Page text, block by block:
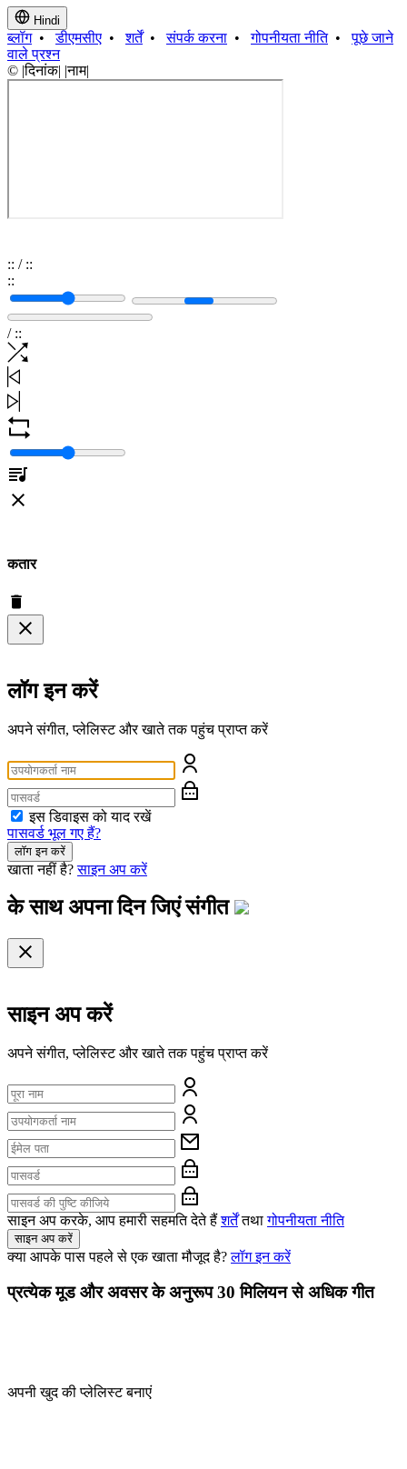
Hindi
ब्लॉग•डीएमसीए •शर्तें•संपर्क करना •गोपनीयता नीति•पूछे जाने
वाले प्रश्न
© |दिनांक| |नाम|
:: / ::
::
/ ::
कतार
लॉग इन करें
अपने संगीत, प्लेलिस्ट और खाते तक पहुंच प्राप्त करें
इस डिवाइस को याद रखें
पासवर्ड भूल गए हैं?
लॉग इन करें
खाता नहीं है? साइन अप करें
के साथ अपना दिन जिएंसंगीत
साइन अप करें
अपने संगीत, प्लेलिस्ट और खाते तक पहुंच प्राप्त करें
साइन अप करके, आप हमारी सहमति देते हैं शर्तें तथा गोपनीयता नीति
साइन अप करें
क्या आपके पास पहले से एक खाता मौजूद है? लॉग इन करें
प्रत्येक मूड और अवसर के अनुरूप 30 मिलियन से अधिक गीत
अपनी खुद की प्लेलिस्ट बनाएं